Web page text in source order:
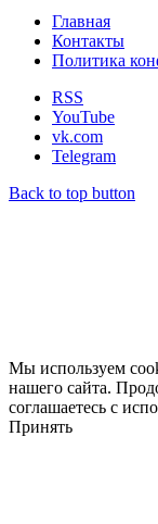
Главная
Контакты
Политика
RSS
YouTube
vk.com
Telegram
Back to top button
Мы используем
нашего сайта.
соглашаетесь с
Принять